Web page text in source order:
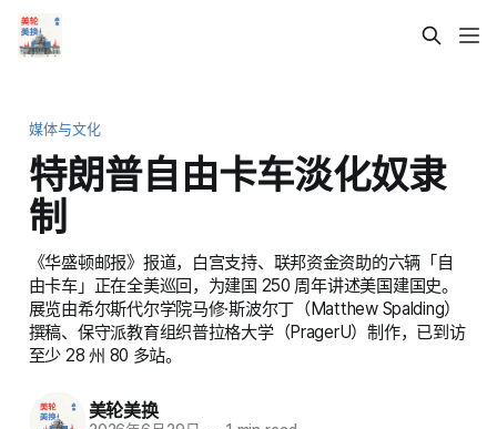
媒体与文化
特朗普自由卡车淡化奴隶
制
《华盛顿邮报》报道，白宫支持、联邦资金资助的六辆「自
由卡车」正在全美巡回，为建国 250 周年讲述美国建国史。
展览由希尔斯代尔学院马修·斯波尔丁（Matthew Spalding）
撰稿、保守派教育组织普拉格大学（PragerU）制作，已到访
至少 28 州 80 多站。
美轮美换